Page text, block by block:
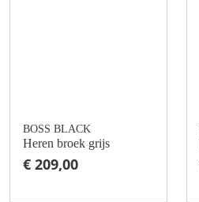
BOSS BLACK
Heren broek grijs
€ 209,00